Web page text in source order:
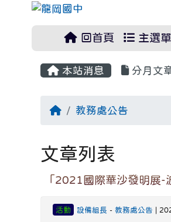
回首頁 主選單
本站消息 分月文
回首頁教務處公告
文章列表
「2021國際華沙發明展-
活動 設備組長 -教務處公告 |